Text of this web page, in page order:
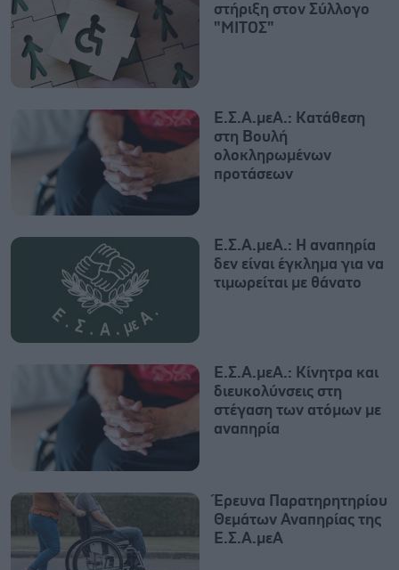
στήριξη στον Σύλλογο
"ΜΙΤΟΣ"
Ε.Σ.Α.μεΑ.: Κατάθεση
στη Βουλή
ολοκληρωμένων
προτάσεων
Ε.Σ.Α.μεΑ.: Η αναπηρία
δεν είναι έγκλημα για να
τιμωρείται με θάνατο
Ε.Σ.Α.μεΑ.: Κίνητρα και
διευκολύνσεις στη
στέγαση των ατόμων με
αναπηρία
Έρευνα Παρατηρητηρίου
Θεμάτων Αναπηρίας της
Ε.Σ.Α.μεΑ